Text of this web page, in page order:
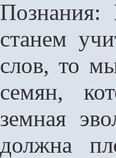
Познания:
станем
слов, то
семян,
земная
должна